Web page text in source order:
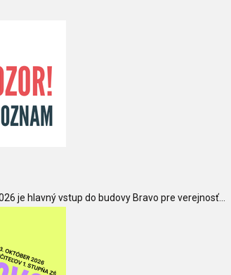
je hlavný vstup do budovy Bravo pre verejnosť...